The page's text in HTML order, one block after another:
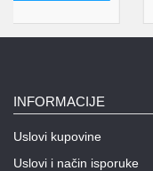
INFORMACIJE
Uslovi kupovine
Uslovi i način isporuke